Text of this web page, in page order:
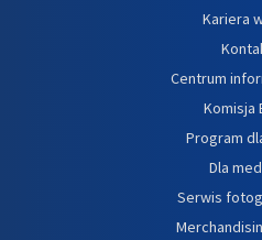
Kariera
Centrum
Komisja
Program
Dla
Serwis